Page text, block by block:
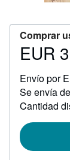
Comprar
Precio
30,00
EUR
Envío por
Se envía
Cantidad